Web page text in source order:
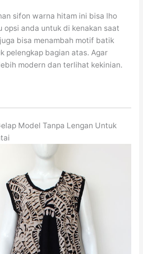
sifon warna hitam ini bisa lho
opsi anda untuk di kenakan saat
bisa menambah motif batik
pelengkap bagian atas. Agar
modern dan terlihat kekinian.
Model Tanpa Lengan Untuk